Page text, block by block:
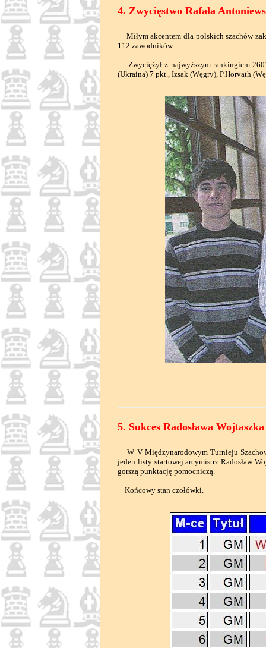
4. Zwycięstwo Rafała
Miłym akcentem dla polskich szachów
112 zawodników.
Zwyciężył z najwyższym rankingiem
(Ukraina) 7 pkt., Izsak (Węgry), P.Horvath
5. Sukces Radosława Wojtaszka
W V Międzynarodowym Turnieju
jeden listy startowej arcymistrz Radosław
gorszą punktację pomocniczą.
Końcowy stan czołówki.